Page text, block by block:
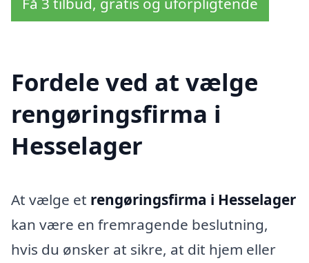
Fordele ved at vælge
rengøringsfirma i
Hesselager
At vælge et rengøringsfirma i Hesselager
kan være en fremragende beslutning,
hvis du ønsker at sikre, at dit hjem eller